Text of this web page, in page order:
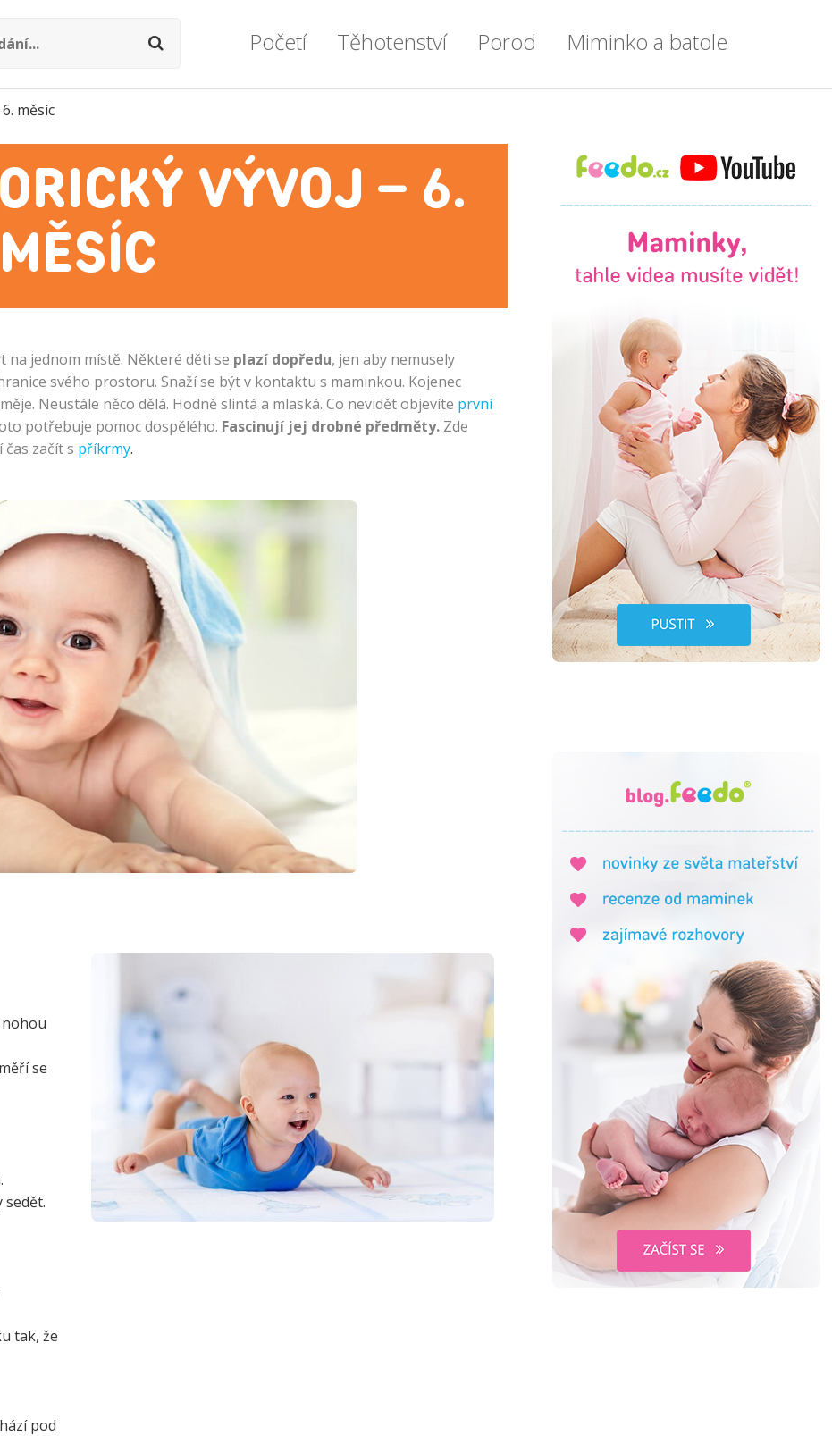
Početí
Ovulace
Vše o plodnosti
Lékařské okénko
Těhotenství
Průvodce těhotenstvím
Prohlídky a vyšetření
Zdravotní potíže
Formality a doklady
Cestování
Porod
Porod císařským řezem
První chvíle s miminkem
Miminko a batole
Výbavička pro miminko
Kojení
Zdraví a nemoci u dětí
Psychomotorický vývoj dítěte
Lékařské okénko
měsíc
VÝVOJ – 6.
MĚSÍC
na jednom místě. Některé děti se plazí dopředu, jen aby nemusely
svého prostoru. Snaží se být v kontaktu s maminkou. Kojenec
Neustále něco dělá. Hodně slintá a mlaská. Co nevidět objevíte první
potřebuje pomoc dospělého. Fascinují jej drobné předměty. Zde
začít s příkrmy.
se
tak, že
pod